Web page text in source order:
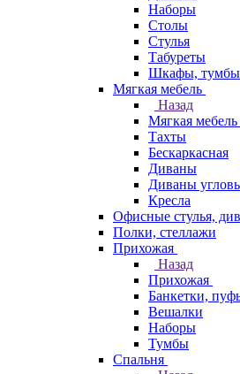
Наборы
Столы
Стулья
Табуреты
Шкафы, тумбы
Мягкая мебель
Назад
Мягкая мебель
Тахты
Бескаркасная
Диваны
Диваны
Кресла
Офисные стулья,
Полки, стеллажи
Прихожая
Назад
Прихожая
Банкетки,
Вешалки
Наборы
Тумбы
Спальня